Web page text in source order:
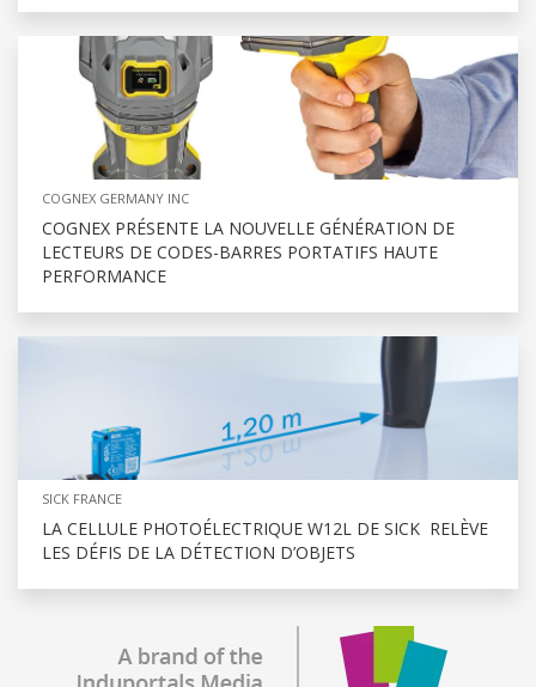
COGNEX GERMANY INC
COGNEX PRÉSENTE LA NOUVELLE GÉNÉRATION DE
LECTEURS DE CODES-BARRES PORTATIFS HAUTE
PERFORMANCE
SICK FRANCE
LA CELLULE PHOTOÉLECTRIQUE W12L DE SICK RELÈVE
LES DÉFIS DE LA DÉTECTION D’OBJETS